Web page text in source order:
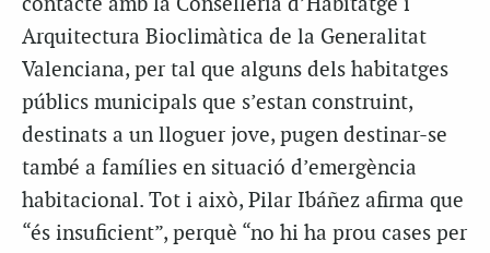
contacte amb la Conselleria d’Habitatge i
Arquitectura Bioclimàtica de la Generalitat
Valenciana, per tal que alguns dels habitatges
públics municipals que s’estan construint,
destinats a un lloguer jove, pugen destinar-se
també a famílies en situació d’emergència
habitacional. Tot i això, Pilar Ibáñez afirma que
“és insuficient”, perquè “no hi ha prou cases per